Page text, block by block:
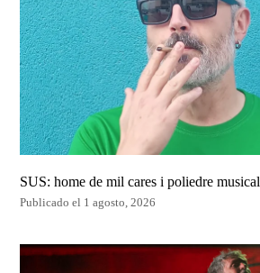
SUS: home de mil cares i poliedre musical
Publicado el 1 agosto, 2026